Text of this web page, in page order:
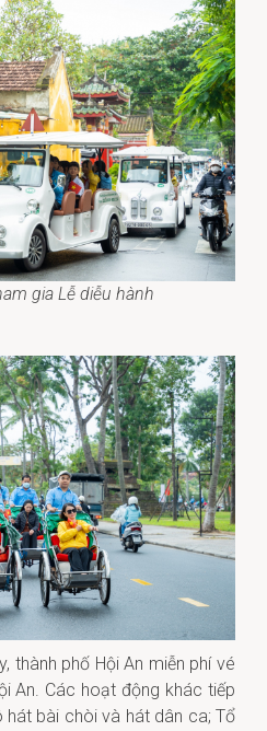
gia Lễ diễu hành
thành phố Hội An miễn phí vé
An. Các hoạt động khác tiếp
hát bài chòi và hát dân ca; Tổ